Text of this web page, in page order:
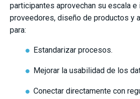
participantes aprovechan su escala
proveedores, diseño de productos y
para:
Estandarizar procesos.
Mejorar la usabilidad de los
Conectar directamente con